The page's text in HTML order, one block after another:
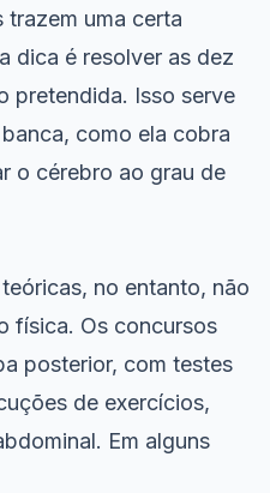
uma certa
dica é resolver as dez
pretendida. Isso serve
como ela cobra
o cérebro ao grau de
no entanto, não
física. Os concursos
posterior, com testes
de exercícios,
Em alguns